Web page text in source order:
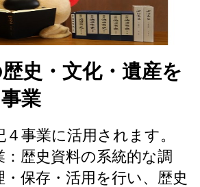
史・文化・遺産を
業
事業に活用されます。
：歴史資料の系統的な調
保存・活用を行い、歴史